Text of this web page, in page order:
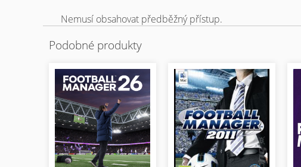
Nemusí obsahovat předběžný přístup.
Podobné produkty